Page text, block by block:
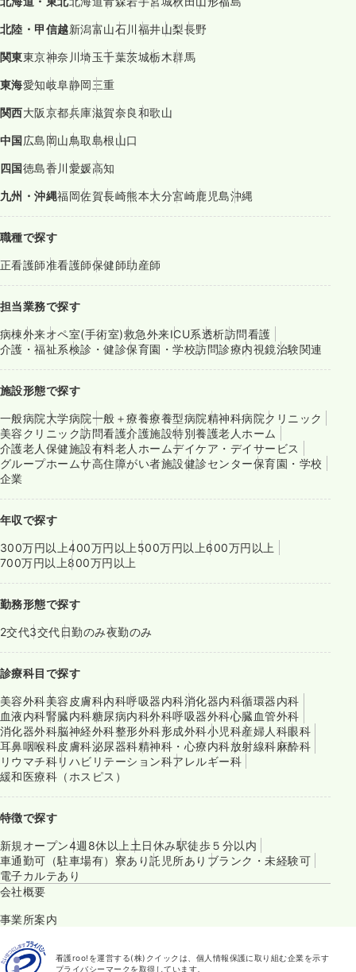
北陸・甲信越新潟富山石川福井山梨長野
関東東京神奈川埼玉千葉茨城栃木群馬
東海愛知岐阜静岡三重
関西大阪京都兵庫滋賀奈良和歌山
中国広島岡山鳥取島根山口
四国徳島香川愛媛高知
九州・沖縄福岡佐賀長崎熊本大分宮崎鹿児島沖縄
職種で探す
正看護師准看護師保健師助産師
担当業務で探す
病棟外来オペ室(手術室)救急外来ICU系透析訪問看護
介護・福祉系検診・健診保育園・学校訪問診療内視鏡治験関連
施設形態で探す
一般病院大学病院一般＋療養療養型病院精神科病院クリニック
美容クリニック訪問看護介護施設特別養護老人ホーム
介護老人保健施設有料老人ホームデイケア・デイサービス
グループホームサ高住障がい者施設健診センター保育園・学校
企業
年収で探す
300万円以上400万円以上 500万円以上600万円以上
700万円以上800万円以上
勤務形態で探す
2交代3交代日勤のみ夜勤のみ
診療科目で探す
美容外科美容皮膚科内科呼吸器内科消化器内科循環器内科
血液内科腎臓内科糖尿病内科外科呼吸器外科心臓血管外科
消化器外科脳神経外科整形外科形成外科小児科産婦人科眼科
耳鼻咽喉科皮膚科泌尿器科精神科・心療内科放射線科麻酔科
リウマチ科リハビリテーション科アレルギー科
緩和医療科（ホスピス）
特徴で探す
新規オープン4週8休以上 土日休み駅徒歩５分以内
車通勤可（駐車場有） 寮あり託児所あり ブランク・未経験可
電子カルテあり
会社概要
事業所案内
看護roo!を運営する(株)クイックは、個人情報保護に取り組む企業を示す
プライバシーマークを取得しています。